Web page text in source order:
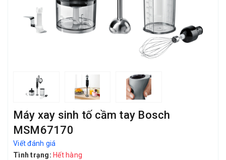
Máy xay sinh tố cầm tay Bosch
MSM67170
Viết đánh giá
Tình trạng: Hết hàng